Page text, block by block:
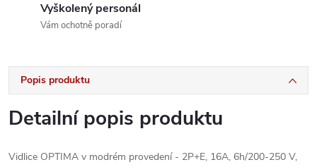
Vyškolený personál
Vám ochotně poradí
Popis produktu
Detailní popis produktu
Vidlice OPTIMA v modrém provedení - 2P+E, 16A, 6h/200-250 V,